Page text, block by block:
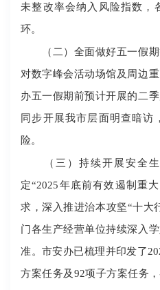
未整改率会纳入风险指数，
环。
（二）全面做好五一假期
对数字峰会活动场馆及周边
办五一假期前预计开展的二
同步开展我市层面明查暗访
险。
（三）持续开展安全生
定“2025年底前有效遏制重
求，深入推进治本攻坚“十大
门各生产经营单位持续深入
准。市安办已梳理并印发了
方案任务及92项子方案任务